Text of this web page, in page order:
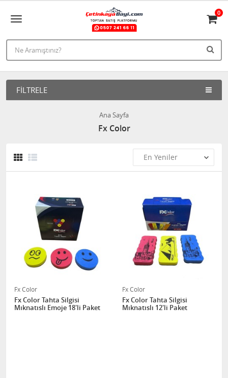
0
FILTRELE
Ana Sayfa
Fx Color
Fx Color
Fx Color Tahta Silgisi
Mıknatıslı Emoje 18'li Paket
Fx Color
Fx Color Tahta Silgisi
Mıknatıslı 12'li Paket